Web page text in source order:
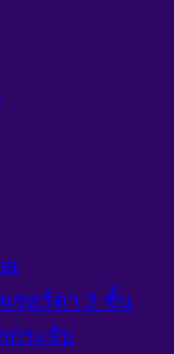
ซอร์ตา 2 ชั้น
กระจับ